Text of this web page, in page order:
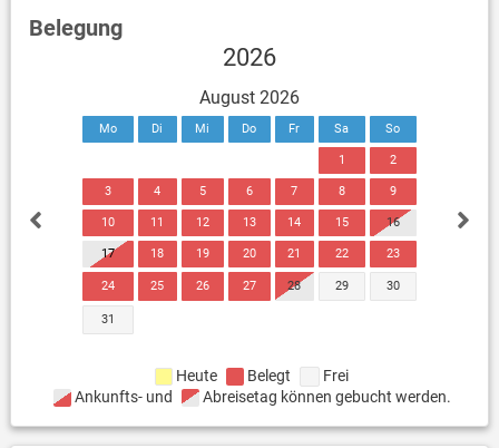
Belegung
2026
August 2026
Mo Di Mi Do Fr Sa So
1 2
3 4 5 6 7 8 9
10 11 12 13 14 15 16
17 18 19 20 21 22 23
24 25 26 27 28 29 30
31
Heute Belegt
Frei
Ankunfts- und
Abreisetag können gebucht werden.